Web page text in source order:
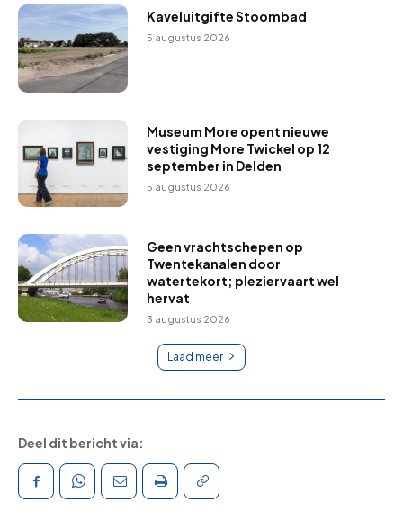
Kaveluitgifte Stoombad
5 augustus 2026
Museum More opent nieuwe
vestiging More Twickel op 12
september in Delden
5 augustus 2026
Geen vrachtschepen op
Twentekanalen door
watertekort; pleziervaart wel
hervat
3 augustus 2026
Laad meer
Deel dit bericht via: